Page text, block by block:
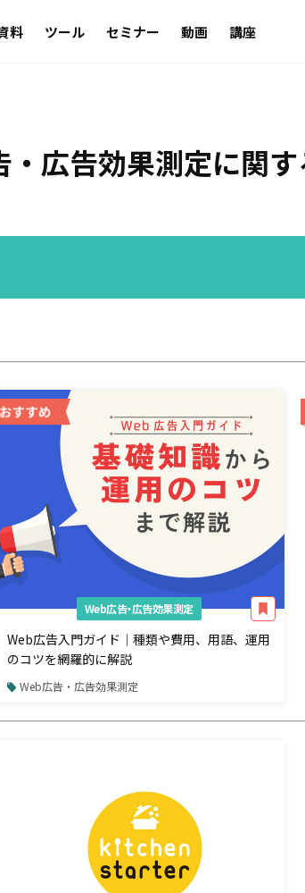
料 ツール セミナー 動画 講座
・広告効果測定に関
Web広告・広告効果測定
Web広告入門ガイド｜種類や費用、用語、運用
のコツを網羅的に解説
Web広告・広告効果測定